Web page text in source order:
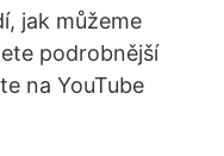
jak můžeme
podrobnější
na YouTube